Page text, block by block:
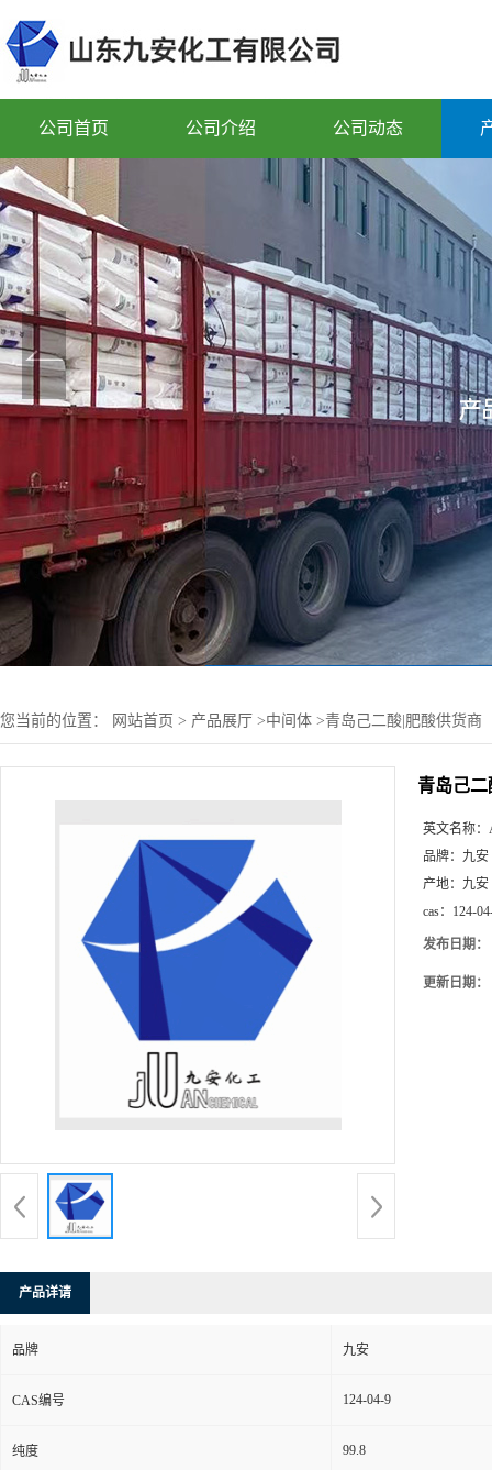
公司首页 公司介绍 公司动态
您当前的位置： 网站首页 > 产品展厅 >中间体 >青岛己二酸|肥酸供货商
青岛己
英文名称：
品牌： 九安
产地： 九安
cas： 124-
发布日期：
更新日期：
产品详请
品牌 九安
CAS编号 124-04-9
纯度 99.8